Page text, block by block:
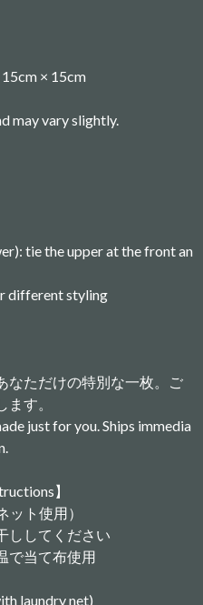
× 15cm
may vary slightly.
tie the upper at the front an
different styling
なただけの特別な一枚。ご
す。
just for you. Ships immedia
】
ト使用）
ししてください
で当て布使用
laundry net)